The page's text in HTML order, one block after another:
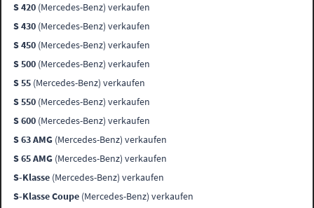
S 420 (Mercedes-Benz) verkaufen
S 430 (Mercedes-Benz) verkaufen
S 450 (Mercedes-Benz) verkaufen
S 500 (Mercedes-Benz) verkaufen
S 55 (Mercedes-Benz) verkaufen
S 550 (Mercedes-Benz) verkaufen
S 600 (Mercedes-Benz) verkaufen
S 63 AMG (Mercedes-Benz) verkaufen
S 65 AMG (Mercedes-Benz) verkaufen
S-Klasse (Mercedes-Benz) verkaufen
S-Klasse Coupe (Mercedes-Benz) verkaufen